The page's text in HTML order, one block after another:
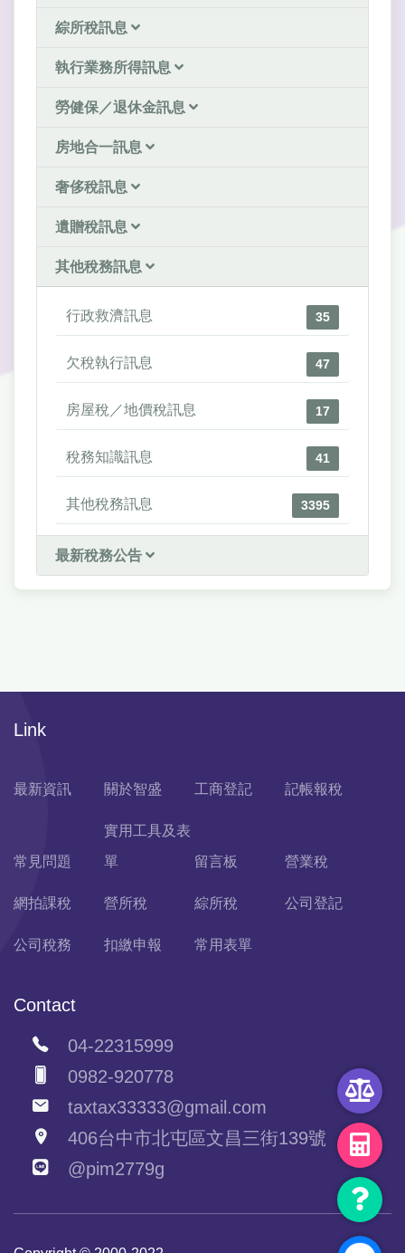
綜所稅訊息
執行業務所得訊息
勞健保／退休金訊息
房地合一訊息
奢侈稅訊息
遺贈稅訊息
其他稅務訊息
行政救濟訊息 35
欠稅執行訊息 47
房屋稅／地價稅訊息 17
稅務知識訊息 41
其他稅務訊息 3395
最新稅務公告
Link
最新資訊 關於智盛 工商登記 記帳報稅
常見問題
實用工具及表
單
留言板 營業稅
網拍課稅 營所稅 綜所稅 公司登記
公司稅務 扣繳申報 常用表單
Contact
04-22315999
0982-920778
taxtax33333@gmail.com
406台中市北屯區文昌三街139號
@pim2779g